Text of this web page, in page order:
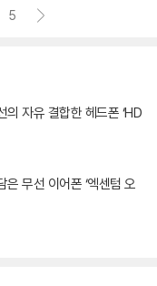
5
의 자유 결합한 헤드폰 ‘HD
은 무선 이어폰 ‘엑센텀 오